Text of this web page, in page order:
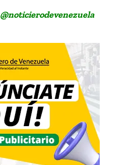
@noticierodevenezuela